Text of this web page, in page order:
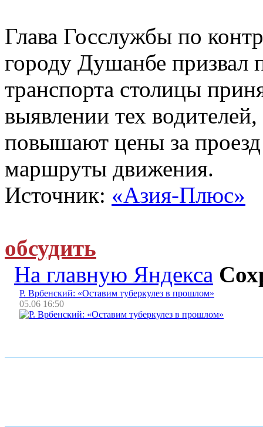
Глава Госслужбы по
городу Душанбе призвал
транспорта столицы
выявлении тех
повышают цены за
маршруты движения.
Источник: «Азия-Плюс»
обсудить
На главную Яндекса
Р. Врбенский: «Оставим туберкулез в прошлом»
05.06 16:50